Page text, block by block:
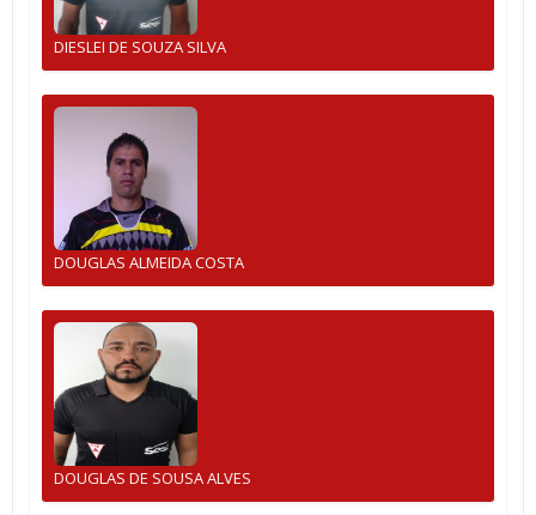
DIESLEI DE SOUZA SILVA
DOUGLAS ALMEIDA COSTA
DOUGLAS DE SOUSA ALVES